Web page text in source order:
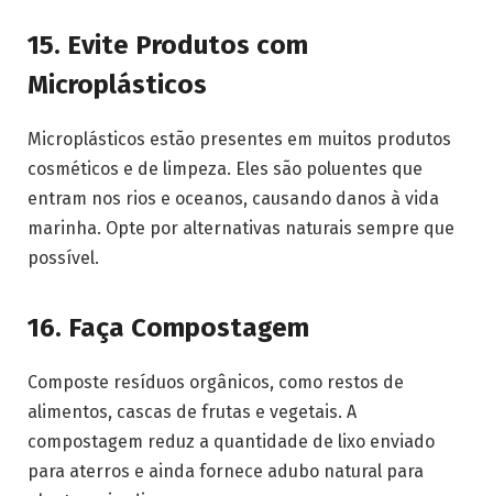
15. Evite Produtos com
Microplásticos
Microplásticos estão presentes em muitos produtos
cosméticos e de limpeza. Eles são poluentes que
entram nos rios e oceanos, causando danos à vida
marinha. Opte por alternativas naturais sempre que
possível.
16. Faça Compostagem
Composte resíduos orgânicos, como restos de
alimentos, cascas de frutas e vegetais. A
compostagem reduz a quantidade de lixo enviado
para aterros e ainda fornece adubo natural para